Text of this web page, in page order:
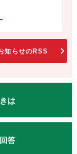
知らせのRSS
は
答